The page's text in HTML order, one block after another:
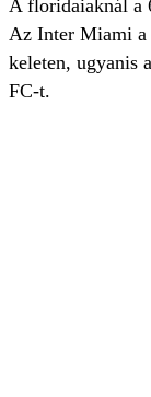
A floridaiaknál a
Az Inter Miami a
keleten, ugyanis
FC-t.